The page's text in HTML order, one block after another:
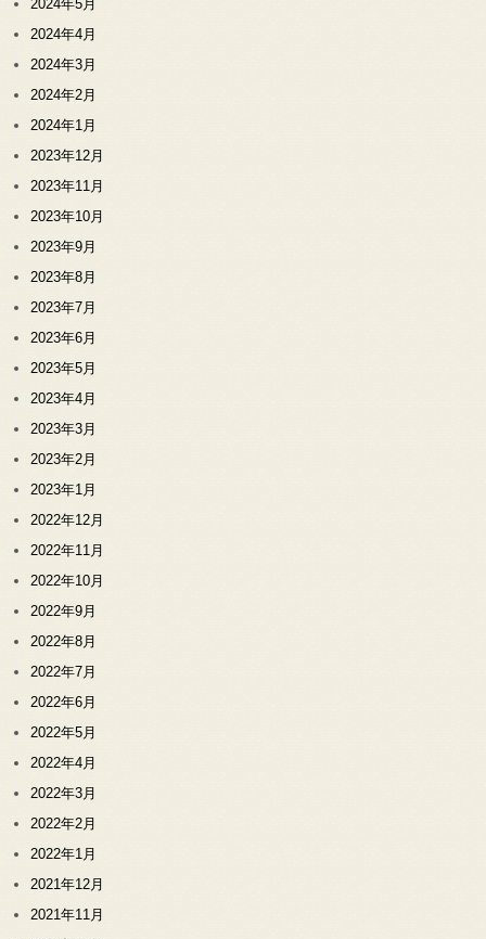
2024年5月
2024年4月
2024年3月
2024年2月
2024年1月
2023年12月
2023年11月
2023年10月
2023年9月
2023年8月
2023年7月
2023年6月
2023年5月
2023年4月
2023年3月
2023年2月
2023年1月
2022年12月
2022年11月
2022年10月
2022年9月
2022年8月
2022年7月
2022年6月
2022年5月
2022年4月
2022年3月
2022年2月
2022年1月
2021年12月
2021年11月